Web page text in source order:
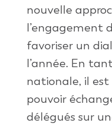
nouvelle
l’engagement
favoriser un
l’année. En
nationale, il
pouvoir
délégués sur